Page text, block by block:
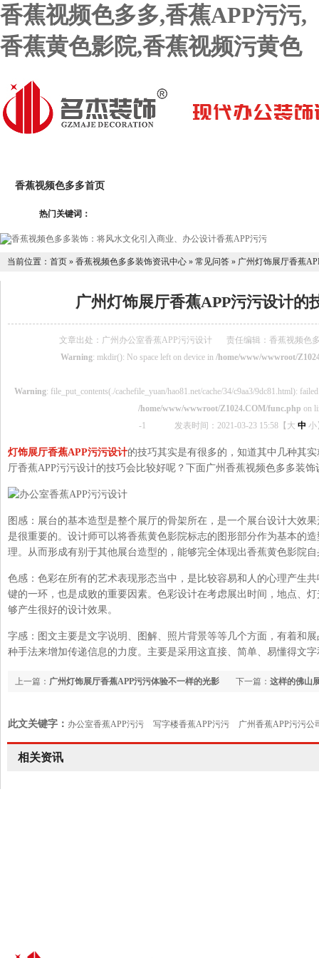
香蕉视频色多多,香蕉APP污污,
香蕉黄色影院,香蕉视频污黄色
香蕉视频色多多首页
香蕉黄色影院设计团队
热门关键词：
当前位置： 首页 » 香蕉视频色多多装饰资讯中心 » 常见问答 » 广州灯饰展厅香蕉APP
广州灯饰展厅香蕉APP污污设计的技
文章出处：广州办公室香蕉APP污污设计
责任编辑：香蕉视频
Warning: mkdir(): No space left on device in /home/www/wwwroot/
Warning: file_put_contents(./cachefile_yuan/hao81.net/cache/34/c9aa3/9dc81.html):
/home/www/wwwroot/Z1024.COM/func.php on
-1
发表时间：2021-03-23 15:58【 大 中 小
灯饰展厅香蕉APP污污设计的技巧其实是有很多的，知道其中几种其实
厅香蕉APP污污设计的技巧会比较好呢？下面广州香蕉视频色多多装饰
图感：展台的基本造型是整个展厅的骨架所在，是一个展台设计大效
是很重要的。设计师可以将香蕉黄色影院标志的图形部分作为基本的造
理。从而形成有别于其他展台造型的，能够完全体现出香蕉黄色影院自
色感：色彩在所有的艺术表现形态当中，是比较容易和人的心理产生
键的一环，也是成败的重要因素。色彩设计在考虑展出时间，地点
够产生很好的设计效果。
字感：图文主要是文字说明、图解、照片背景等等几个方面，有着
种手法来增加传递信息的力度。主要是采用这直接、简单、易懂得文字
下一篇： 这样的佛山
上一篇： 广州灯饰展厅香蕉APP污污体验不一样的光影
此文关键字： 办公室香蕉APP污污 写字楼香蕉APP污污 广州香蕉APP污污公
室设计
相关资讯